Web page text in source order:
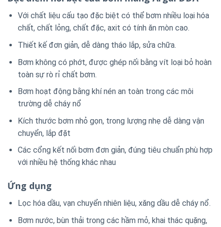
Với chất liệu cấu tạo đặc biệt có thể bơm nhiều loại hóa
chất, chất lỏng, chất đặc, axit có tính ăn mòn cao.
Thiết kế đơn giản, dễ dàng tháo lắp, sửa chữa.
Bơm không có phớt, được ghép nối bằng vít loại bỏ hoàn
toàn sự rò rỉ chất bơm.
Bơm hoạt động bằng khí nén an toàn trong các môi
trường dễ cháy nổ
Kích thước bơm nhỏ gọn, trong lượng nhẹ dễ dàng vận
chuyển, lắp đặt
Các cổng kết nối bơm đơn giản, đúng tiêu chuẩn phù hợp
với nhiều hệ thống khác nhau
Ứng dụng
Lọc hóa dầu, vạn chuyển nhiên liệu, xăng dầu dễ cháy nổ.
Bơm nước, bùn thải trong các hầm mỏ, khai thác quặng,